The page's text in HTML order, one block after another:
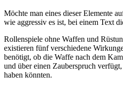
Möchte man eines dieser Elemente
wie aggressiv es ist, bei einem Text
Rollenspiele ohne Waffen und
existieren fünf verschiedene
benötigt, ob die Waffe nach dem
und über einen Zauberspruch
haben könnten.